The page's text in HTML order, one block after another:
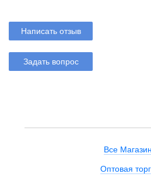
Написать отзыв
Задать вопрос
Все
Оптовая